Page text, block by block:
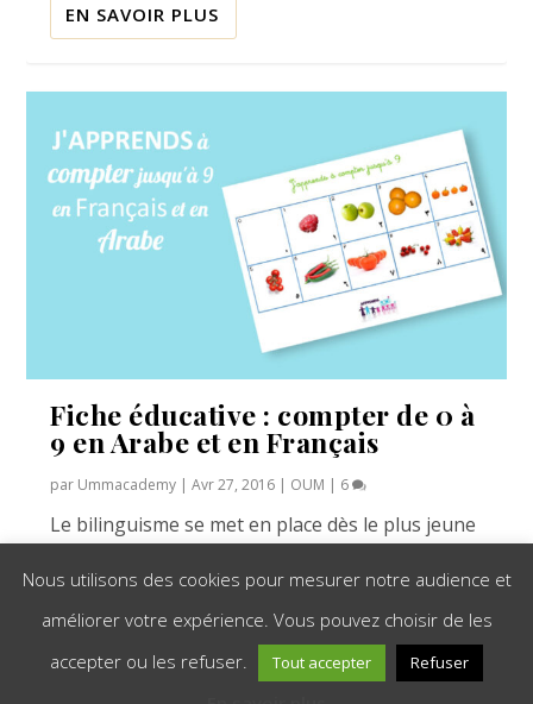
EN SAVOIR PLUS
Fiche éducative : compter de 0 à
9 en Arabe et en Français
par Ummacademy |Avr 27, 2016 | OUM | 6
Le bilinguisme se met en place dès le plus jeune
EN SAVOIR PLUS
Nous utilisons des cookies pour mesurer notre audience et
améliorer votre expérience. Vous pouvez choisir de les
accepter ou les refuser.
Tout accepter Refuser